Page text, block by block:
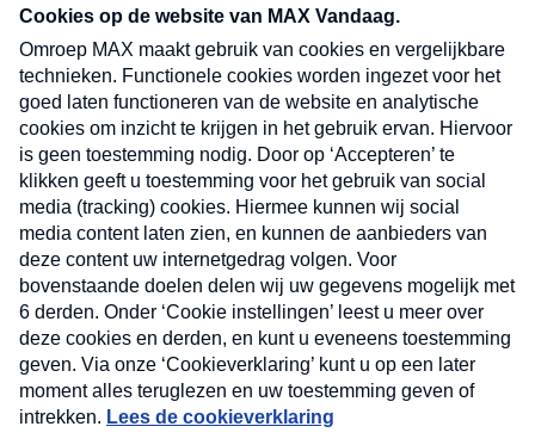
nieuwsbrief. Elke vrijdag- en dinsdagochtend in
uw mailbox.
Verzend
Nieuwsbrief
Neem hier een gratis abonnement op onze
nieuwsbrief. Elke vrijdag- en dinsdagochtend in uw